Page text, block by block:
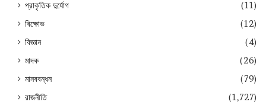
প্রাকৃতিক দুর্যোগ
(11)
বিক্ষোভ
(12)
বিজ্ঞান
(4)
মাদক
(26)
মানববন্ধন
(79)
রাজনীতি
(1,727)